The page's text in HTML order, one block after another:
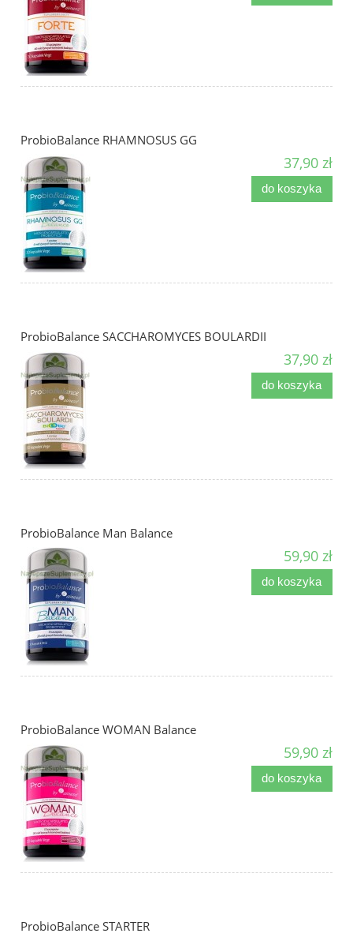
ProbioBalance RHAMNOSUS GG
37,90 zł
do koszyka
ProbioBalance SACCHAROMYCES BOULARDII
37,90 zł
do koszyka
ProbioBalance Man Balance
59,90 zł
do koszyka
ProbioBalance WOMAN Balance
59,90 zł
do koszyka
ProbioBalance STARTER